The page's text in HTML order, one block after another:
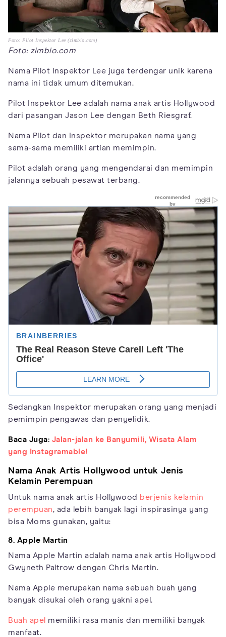
Foto: Pilot Inspektor Lee (zimbio.com)
Foto: zimbio.com
Nama Pilot Inspektor Lee juga terdengar unik karena
nama ini tidak umum ditemukan.
Pilot Inspektor Lee adalah nama anak artis Hollywood
dari pasangan Jason Lee dengan Beth Riesgraf.
Nama Pilot dan Inspektor merupakan nama yang
sama-sama memiliki artian memimpin.
Pilot adalah orang yang mengendarai dan memimpin
jalannya sebuah pesawat terbang.
Sedangkan Inspektor merupakan orang yang menjadi
pemimpin pengawas dan penyelidik.
Baca Juga: Jalan-jalan ke Banyumili, Wisata Alam
yang Instagramable!
Nama Anak Artis Hollywood untuk Jenis
Kelamin Perempuan
Untuk nama anak artis Hollywood berjenis kelamin
perempuan, ada lebih banyak lagi inspirasinya yang
bisa Moms gunakan, yaitu:
8. Apple Martin
Nama Apple Martin adalah nama anak artis Hollywood
Gwyneth Paltrow dengan Chris Martin.
Nama Apple merupakan nama sebuah buah yang
banyak disukai oleh orang yakni apel.
Buah apel memiliki rasa manis dan memiliki banyak
manfaat.